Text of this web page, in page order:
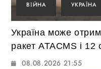
ВІЙНА УКРАЇНА
Україна може
ракет ATACMS і 12
08.08.2026 21:55